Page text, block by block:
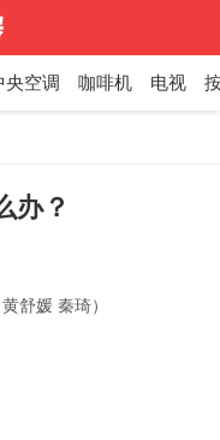
央空调 咖啡机 电视
办？
舒媛 秦琦）